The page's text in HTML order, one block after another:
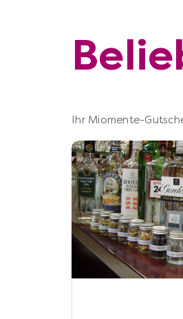
Ihr Miomente-